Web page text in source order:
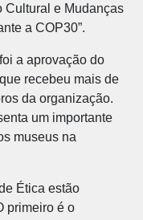
Cultural e Mudanças
a COP30”.
a aprovação do
recebeu mais de
da organização.
um importante
museus na
Ética estão
primeiro é o